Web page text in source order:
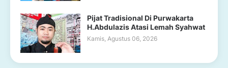
Pijat Tradisional Di Purwakarta
H.Abdulazis Atasi Lemah Syahwat
Kamis, Agustus 06, 2026